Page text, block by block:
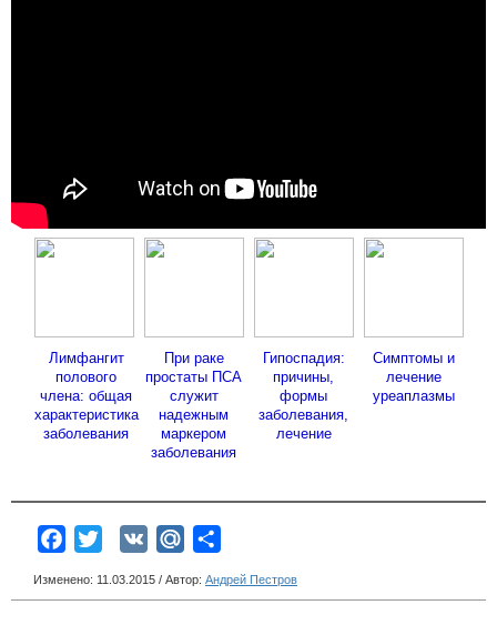
Лимфангит
полового
члена: общая
характеристика
заболевания
При раке
простаты ПСА
служит
надежным
маркером
заболевания
Гипоспадия:
причины,
формы
заболевания,
лечение
Симптомы и
лечение
уреаплазмы
Facebook
Twitter VK Mail.Ru
Изменено: 11.03.2015 / Автор: Андрей Пестров